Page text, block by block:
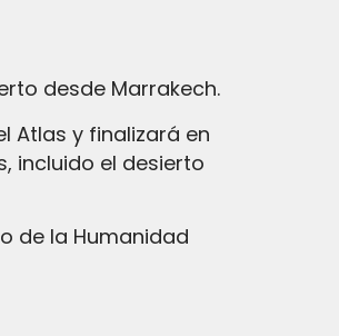
desde Marrakech.
Atlas y finalizará en
incluido el desierto
de la Humanidad